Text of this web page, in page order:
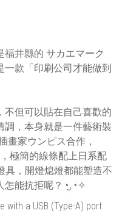
福井縣的 サカエマーク
一款「印刷公司才能做到
不但可以貼在自己喜歡的
調，本身就是一件藝術裝
畫家ウンピス合作，
，極簡的線條配上日系配
具，開燈熄燈都能塑造不
怎能抗拒呢？◔.̮◔✧
with a USB (Type-A) port